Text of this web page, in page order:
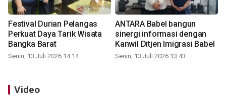
Festival Durian Pelangas
Perkuat Daya Tarik Wisata
Bangka Barat
Senin, 13 Juli 2026 14:14
ANTARA Babel bangun
sinergi informasi dengan
Kanwil Ditjen Imigrasi Babel
Senin, 13 Juli 2026 13:43
Video